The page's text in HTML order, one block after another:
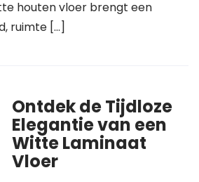
houten vloer brengt een
ruimte […]
Ontdek de Tijdloze
Elegantie van een
Witte Laminaat
Vloer